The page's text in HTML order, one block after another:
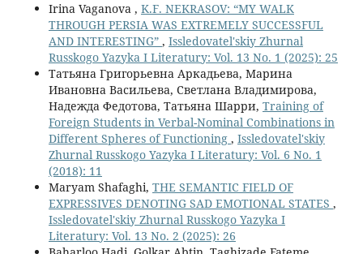
Irina Vaganova , K.F. NEKRASOV: “MY WALK
THROUGH PERSIA WAS EXTREMELY SUCCESSFUL
AND INTERESTING” , Issledovatel'skiy Zhurnal
Russkogo Yazyka I Literatury: Vol. 13 No. 1 (2025): 25
Татьяна Григорьевна Аркадьева, Марина
Ивановна Васильева, Светлана Владимирова,
Надежда Федотова, Татьяна Шарри, Training of
Foreign Students in Verbal-Nominal Combinations in
Different Spheres of Functioning , Issledovatel'skiy
Zhurnal Russkogo Yazyka I Literatury: Vol. 6 No. 1
(2018): 11
Maryam Shafaghi, THE SEMANTIC FIELD OF
EXPRESSIVES DENOTING SAD EMOTIONAL STATES ,
Issledovatel'skiy Zhurnal Russkogo Yazyka I
Literatury: Vol. 13 No. 2 (2025): 26